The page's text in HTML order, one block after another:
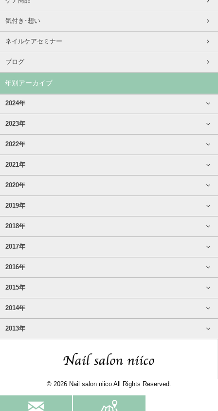
気付き･想い
ネイルケアセミナー
ブログ
年別アーカイブ
2024年
2023年
2022年
2021年
2020年
2019年
2018年
2017年
2016年
2015年
2014年
2013年
© 2026 Nail salon niico All Rights Reserved.